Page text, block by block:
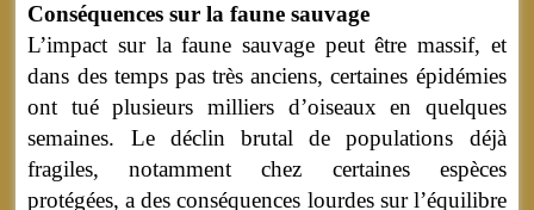
Conséquences sur la faune sauvage
L’impact sur la faune sauvage peut être massif, et
dans des temps pas très anciens, certaines épidémies
ont tué plusieurs milliers d’oiseaux en quelques
semaines. Le déclin brutal de populations déjà
fragiles, notamment chez certaines espèces
protégées, a des conséquences lourdes sur l’équilibre